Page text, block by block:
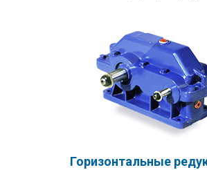
Горизонтальные